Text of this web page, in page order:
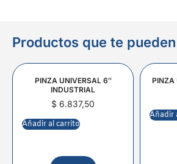
Productos que te
PINZA UNIVERSAL 6″
INDUSTRIAL
$ 6.837,50
Añadir al carrito
PINZA
Añadir